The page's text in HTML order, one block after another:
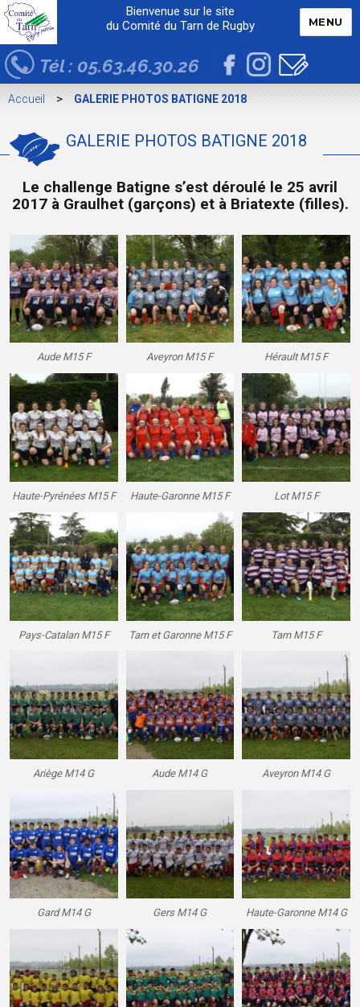
Bienvenue sur le site
du Comité du Tarn de Rugby
Tél : 05.63.46.30.26
MENU
Accueil > GALERIE PHOTOS BATIGNE 2018
GALERIE PHOTOS BATIGNE 2018
Le challenge Batigne s’est déroulé le 25 avril
2017 à Graulhet (garçons) et à Briatexte (filles).
Aude M15 F Aveyron M15 F Hérault M15 F
Haute-Pyrénées M15 F Haute-Garonne M15 F Lot M15 F
Pays-Catalan M15 F Tarn et Garonne M15 F Tarn M15 F
Ariège M14 G Aude M14 G Aveyron M14 G
Gard M14 G Gers M14 G Haute-Garonne M14 G